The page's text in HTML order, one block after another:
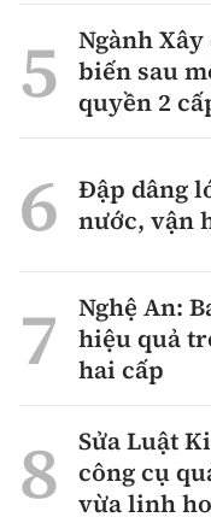
Ngành
biến sau
quyền 2
Đập dâng
nước, vận
Nghệ An:
hiệu quả
hai cấp
Sửa Luật
công cụ
vừa linh